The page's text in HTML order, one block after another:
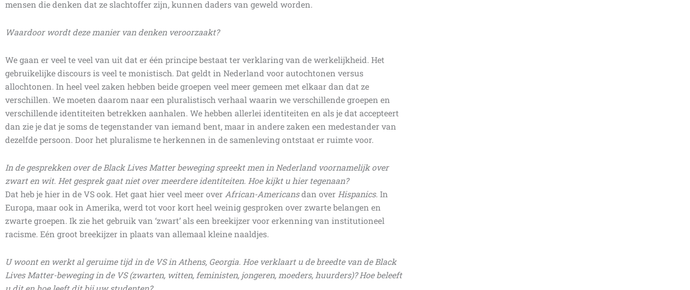
mensen die denken dat ze slachtoffer zijn, kunnen daders van geweld worden.
Waardoor wordt deze manier van denken veroorzaakt?
We gaan er veel te veel van uit dat er één principe bestaat ter verklaring van de werkelijkheid. Het
gebruikelijke discours is veel te monistisch. Dat geldt in Nederland voor autochtonen versus
allochtonen. In heel veel zaken hebben beide groepen veel meer gemeen met elkaar dan dat ze
verschillen. We moeten daarom naar een pluralistisch verhaal waarin we verschillende groepen en
verschillende identiteiten betrekken aanhalen. We hebben allerlei identiteiten en als je dat accepteert
dan zie je dat je soms de tegenstander van iemand bent, maar in andere zaken een medestander van
dezelfde persoon. Door het pluralisme te herkennen in de samenleving ontstaat er ruimte voor.
In de gesprekken over de Black Lives Matter beweging spreekt men in Nederland voornamelijk over
zwart en wit. Het gesprek gaat niet over meerdere identiteiten. Hoe kijkt u hier tegenaan?
Dat heb je hier in de VS ook. Het gaat hier veel meer over African-Americansdan over Hispanics. In
Europa, maar ook in Amerika, werd tot voor kort heel weinig gesproken over zwarte belangen en
zwarte groepen. Ik zie het gebruik van ‘zwart’ als een breekijzer voor erkenning van institutioneel
racisme. Eén groot breekijzer in plaats van allemaal kleine naaldjes.
U woont en werkt al geruime tijd in de VS in Athens, Georgia. Hoe verklaart u de breedte van de Black
Lives Matter-beweging in de VS (zwarten, witten, feministen, jongeren, moeders, huurders)? Hoe beleeft